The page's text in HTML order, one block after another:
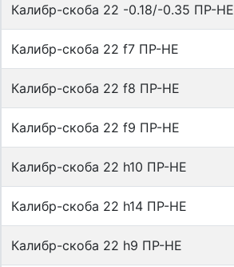
Калибр-скоба 22 -0.18/-0.35 ПР-НЕ
Калибр-скоба 22 f7 ПР-НЕ
Калибр-скоба 22 f8 ПР-НЕ
Калибр-скоба 22 f9 ПР-НЕ
Калибр-скоба 22 h10 ПР-НЕ
Калибр-скоба 22 h14 ПР-НЕ
Калибр-скоба 22 h9 ПР-НЕ